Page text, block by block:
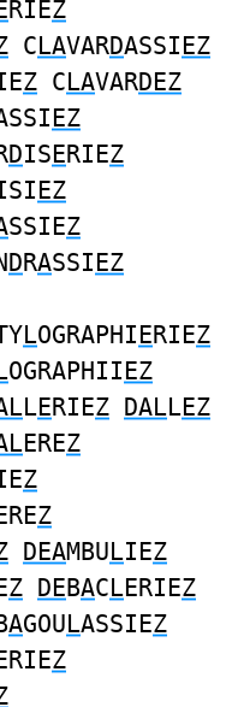
RIEZ
CLAVARDASSIEZ
Z CLAVARDEZ
EZ
DISERIEZ
EZ
SSIEZ
DRASSIEZ
LOGRAPHIERIEZ
OGRAPHIIEZ
LERIEZ DALLEZ
EREZ
Z
Z
DEAMBULIEZ
Z DEBACLERIEZ
AGOULASSIEZ
Z